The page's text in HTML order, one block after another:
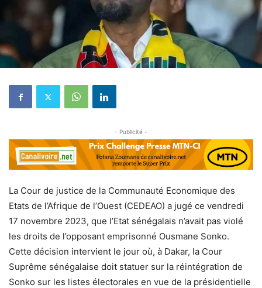
- Publicité -
La Cour de justice de la Communauté Economique des
Etats de l’Afrique de l’Ouest (CEDEAO) a jugé ce vendredi
17 novembre 2023, que l’Etat sénégalais n’avait pas violé
les droits de l’opposant emprisonné Ousmane Sonko.
Cette décision intervient le jour où, à Dakar, la Cour
Suprême sénégalaise doit statuer sur la réintégration de
Sonko sur les listes électorales en vue de la présidentielle